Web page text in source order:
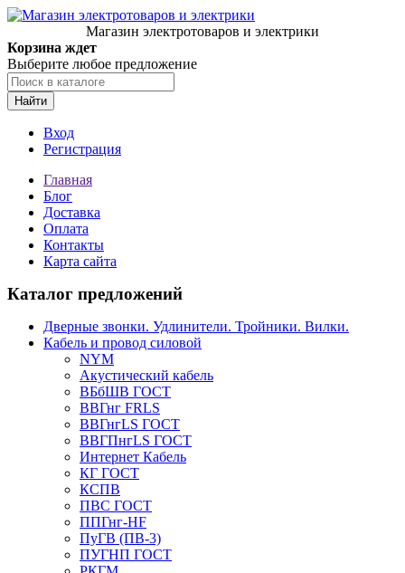
Магазин электротоваров и электрики
Корзина ждет
Выберите любое предложение
Найти
Вход
Регистрация
Главная
Блог
Доставка
Оплата
Контакты
Карта сайта
Каталог предложений
Дверные звонки. Удлинители. Тройники. Вилки.
Кабель и провод силовой
NYM
Акустический кабель
ВБбШВ ГОСТ
ВВГнг FRLS
ВВГнгLS ГОСТ
ВВГПнгLS ГОСТ
Интернет Кабель
КГ ГОСТ
КСПВ
ПВС ГОСТ
ППГнг-HF
ПуГВ (ПВ-3)
ПУГНП ГОСТ